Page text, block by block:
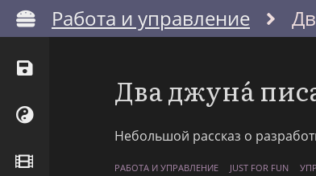
Работа и управление
Два джунá
Небольшой рассказ о
РАБОТА И УПРАВЛЕНИЕ JUST FOR FUN